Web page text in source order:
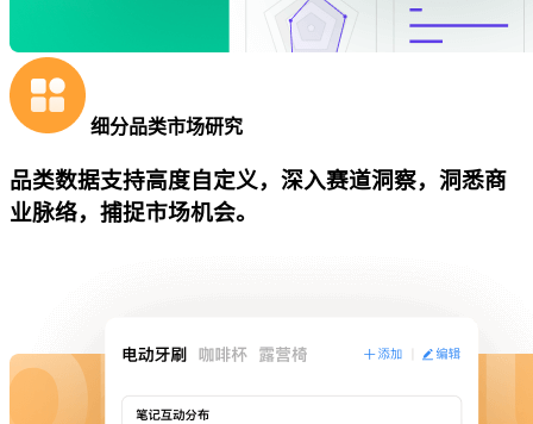
细分品类市场研究
品类数据支持高度自定义，深入赛道洞察，洞悉商
业脉络，捕捉市场机会。